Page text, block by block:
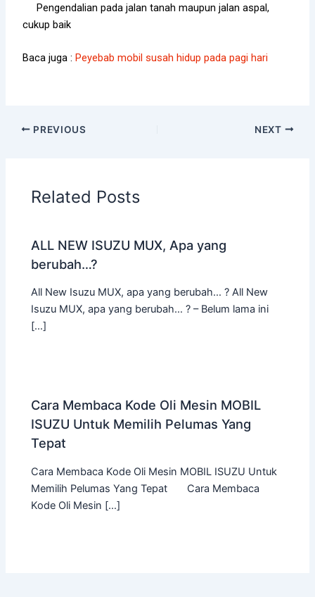
Pengendalian pada jalan tanah maupun jalan aspal,
cukup baik
Baca juga : Peyebab mobil susah hidup pada pagi hari
PREVIOUS NEXT
Related Posts
ALL NEW ISUZU MUX, Apa yang
berubah…?
All New Isuzu MUX, apa yang berubah… ? All New
Isuzu MUX, apa yang berubah… ? – Belum lama ini
[…]
Cara Membaca Kode Oli Mesin MOBIL
ISUZU Untuk Memilih Pelumas Yang
Tepat
Cara Membaca Kode Oli Mesin MOBIL ISUZU Untuk
Memilih Pelumas Yang Tepat Cara Membaca
Kode Oli Mesin […]